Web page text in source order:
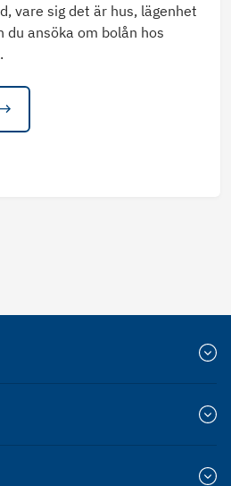
vare sig det är hus, lägenhet
ansöka om bolån hos